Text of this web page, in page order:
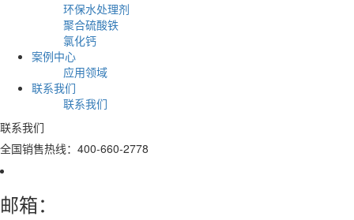
环保水处理剂
聚合硫酸铁
氯化钙
案例中心
应用领域
联系我们
联系我们
联系我们
全国销售热线：400-660-2778
邮箱：